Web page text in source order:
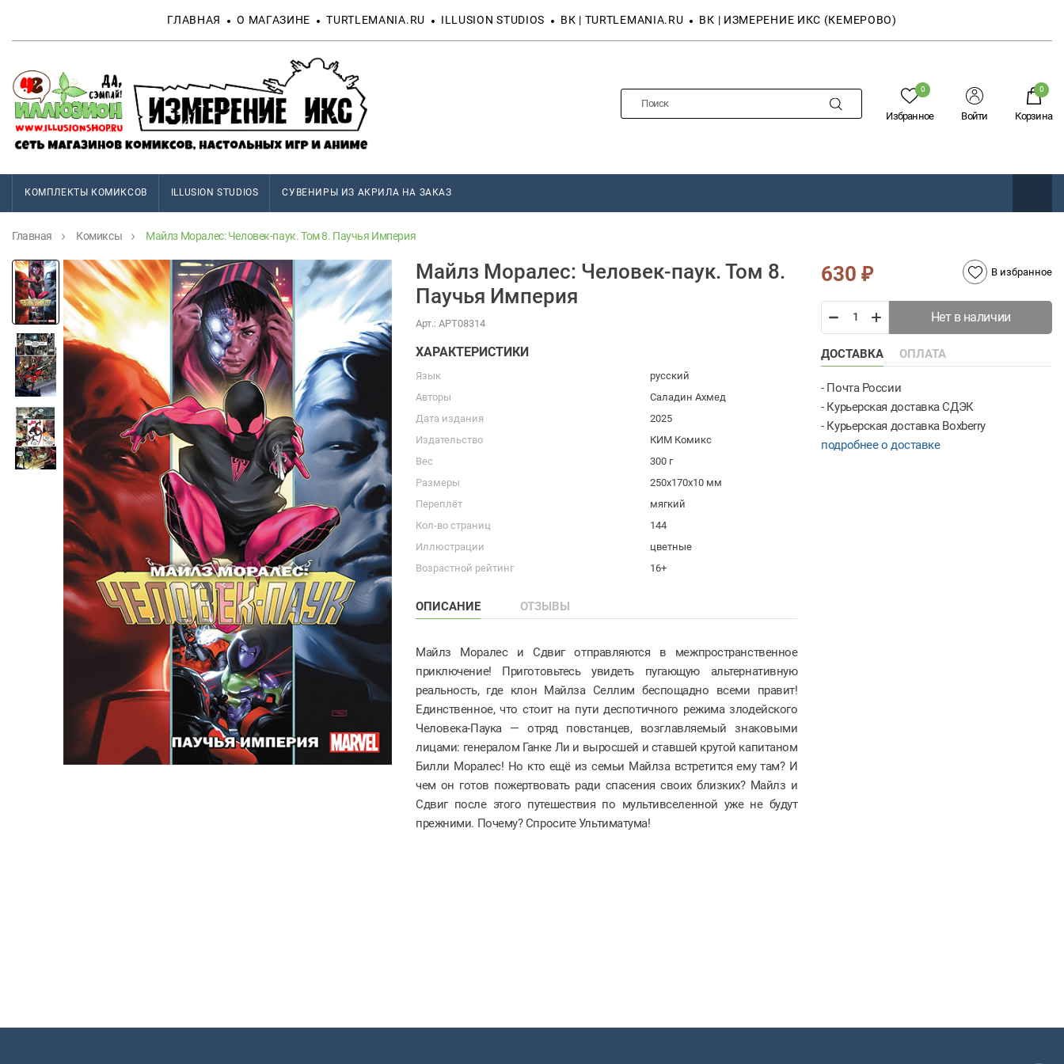
ГЛАВНАЯ О МАГАЗИНЕ TURTLEMANIA.RU ILLUSION STUDIOS ВК | TURTLEMANIA.RU ВК | ИЗМЕРЕНИЕ ИКС (КЕМЕРОВО)
Избранное
0
Войти Корзина
0
КОМПЛЕКТЫ КОМИКСОВ ILLUSION STUDIOS СУВЕНИРЫ ИЗ АКРИЛА НА ЗАКАЗ
Главная Комиксы Майлз Моралес: Человек-паук. Том 8. Паучья Империя
Майлз Моралес: Человек-паук. Том 8.
Паучья Империя
Арт.: АРТ08314
ХАРАКТЕРИСТИКИ
Язык
русский
Авторы
Саладин Ахмед
Дата издания
2025
Издательство
КИМ Комикс
Вес
300 г
Размеры
250x170x10 мм
Переплёт
мягкий
Кол-во страниц
144
Иллюстрации
цветные
Возрастной рейтинг
16+
ОПИСАНИЕ ОТЗЫВЫ
Майлз Моралес и Сдвиг отправляются в межпространственное
приключение! Приготовьтесь увидеть пугающую альтернативную
реальность, где клон Майлза Селлим беспощадно всеми правит!
Единственное, что стоит на пути деспотичного режима злодейского
Человека-Паука — отряд повстанцев, возглавляемый знаковыми
лицами: генералом Ганке Ли и выросшей и ставшей крутой капитаном
Билли Моралес! Но кто ещё из семьи Майлза встретится ему там? И
чем он готов пожертвовать ради спасения своих близких? Майлз и
Сдвиг после этого путешествия по мультивселенной уже не будут
прежними. Почему? Спросите Ультиматума!
630₽ В избранное
Нет в наличии
ДОСТАВКА ОПЛАТА
- Почта России
- Курьерская доставка СДЭК
- Курьерская доставка Boxberry
подробнее о доставке